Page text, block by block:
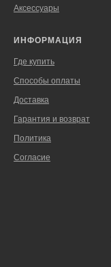
Аксессуары
ИНФОРМАЦИЯ
Где купить
Способы оплаты
Доставка
Гарантия и возврат
Политика
Согласие